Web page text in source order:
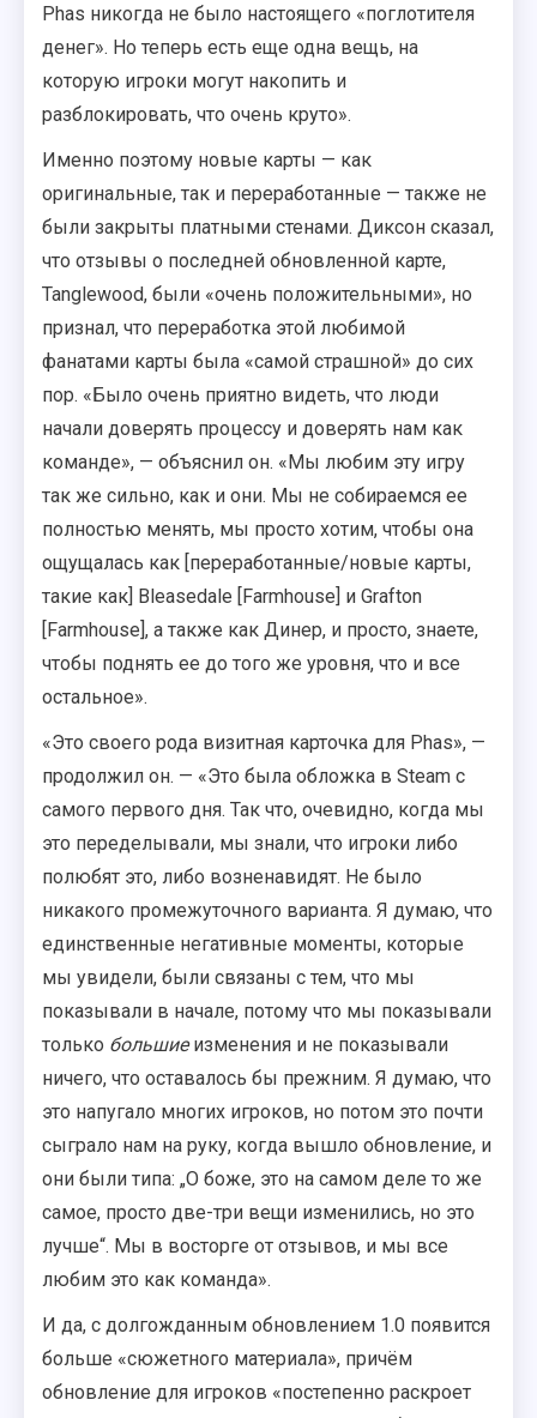
Phas никогда не было настоящего «поглотителя
денег». Но теперь есть еще одна вещь, на
которую игроки могут накопить и
разблокировать, что очень круто».
Именно поэтому новые карты — как
оригинальные, так и переработанные — также не
были закрыты платными стенами. Диксон сказал,
что отзывы о последней обновленной карте,
Tanglewood, были «очень положительными», но
признал, что переработка этой любимой
фанатами карты была «самой страшной» до сих
пор. «Было очень приятно видеть, что люди
начали доверять процессу и доверять нам как
команде», — объяснил он. «Мы любим эту игру
так же сильно, как и они. Мы не собираемся ее
полностью менять, мы просто хотим, чтобы она
ощущалась как [переработанные/новые карты,
такие как] Bleasedale [Farmhouse] и Grafton
[Farmhouse], а также как Динер, и просто, знаете,
чтобы поднять ее до того же уровня, что и все
остальное».
«Это своего рода визитная карточка для Phas», —
продолжил он. — «Это была обложка в Steam с
самого первого дня. Так что, очевидно, когда мы
это переделывали, мы знали, что игроки либо
полюбят это, либо возненавидят. Не было
никакого промежуточного варианта. Я думаю, что
единственные негативные моменты, которые
мы увидели, были связаны с тем, что мы
показывали в начале, потому что мы показывали
только большиеизменения и не показывали
ничего, что оставалось бы прежним. Я думаю, что
это напугало многих игроков, но потом это почти
сыграло нам на руку, когда вышло обновление, и
они были типа: „О боже, это на самом деле то же
самое, просто две-три вещи изменились, но это
лучше“. Мы в восторге от отзывов, и мы все
любим это как команда».
И да, с долгожданным обновлением 1.0 появится
больше «сюжетного материала», причём
обновление для игроков «постепенно раскроет